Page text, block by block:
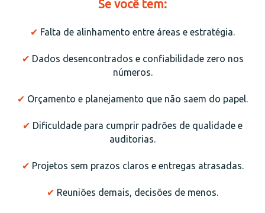
S e você tem:
✔ Falta de alinhamento entre áreas e estratégia.
✔ Dados desencontrados e confiabilidade zero nos
números.
✔ Orçamento e planejamento que não saem do papel.
✔ Dificuldade para cumprir padrões de qualidade e
auditorias.
✔ Projetos sem prazos claros e entregas atrasadas.
✔ Reuniões demais, decisões de menos.